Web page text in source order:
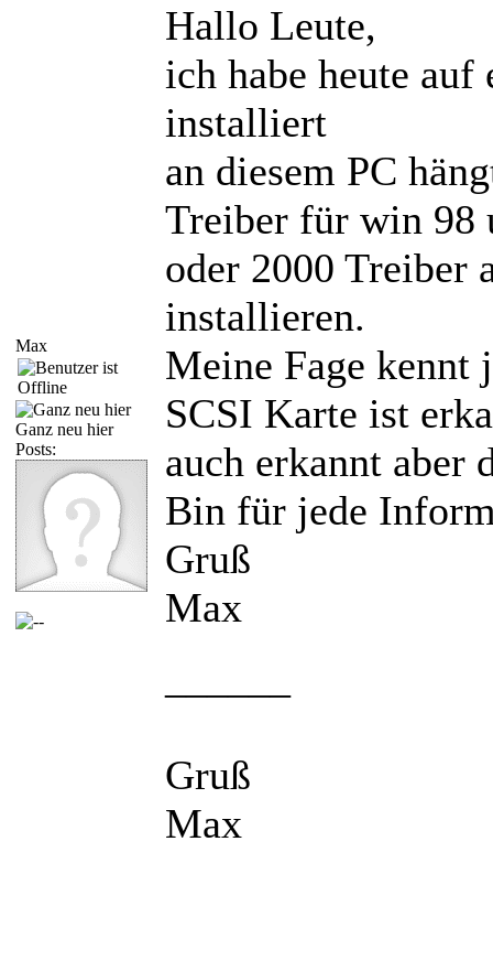
Max
Ganz neu hier
Posts:
Hallo Leute,
ich habe heute
installiert
an diesem PC
Treiber für win 98
oder 2000 Treiber
installieren.
Meine Fage kennt
SCSI Karte ist
auch erkannt aber
Bin für jede
Gruß
Max
Gruß
Max